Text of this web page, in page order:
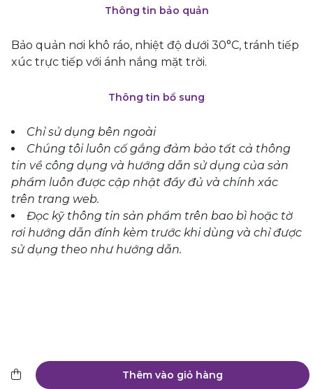
Thông tin bảo quản
Bảo quản nơi khô ráo, nhiệt độ dưới 30°C, tránh tiếp
xúc trực tiếp với ánh nắng mặt trời.
Thông tin bổ sung
Chỉ sử dụng bên ngoài
Chúng tôi luôn cố gắng đảm bảo tất cả thông
tin về công dụng và hướng dẫn sử dụng của sản
phẩm luôn được cập nhật đầy đủ và chính xác
trên trang web.
Đọc kỹ thông tin sản phẩm trên bao bì hoặc tờ
rơi hướng dẫn đính kèm trước khi dùng và chỉ được
sử dụng theo như hướng dẫn.
Thêm vào giỏ hàng